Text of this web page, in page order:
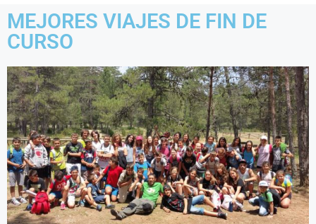
MEJORES VIAJES DE FIN DE
CURSO